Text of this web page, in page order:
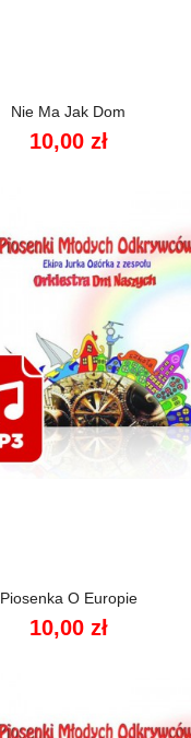
Nie Ma Jak Dom
10,00 zł
Szybki podgląd
Piosenka O Europie
10,00 zł
Szybki podgląd